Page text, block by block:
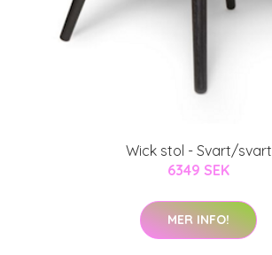
Wick stol - Svart/svart
6349 SEK
MER INFO!